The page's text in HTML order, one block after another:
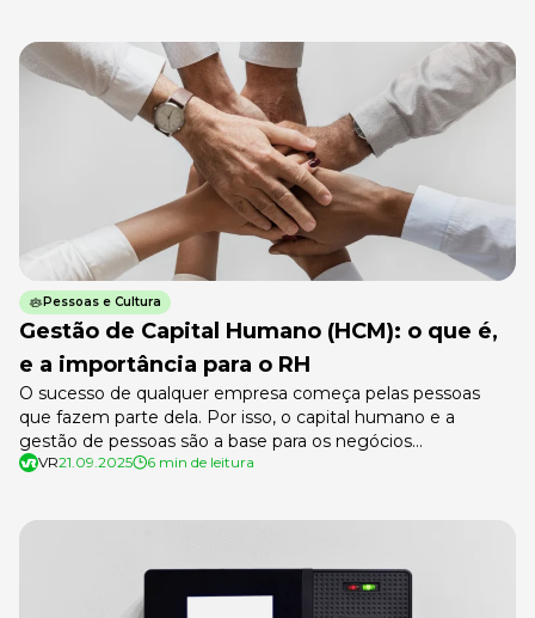
preço nacional do café de mais de 72%, considerando […]
Pessoas e Cultura
Gestão de Capital Humano (HCM): o que é,
e a importância para o RH
O sucesso de qualquer empresa começa pelas pessoas
que fazem parte dela. Por isso, o capital humano e a
gestão de pessoas são a base para os negócios
funcionarem no dia a dia e crescerem de forma
estudo […]
VR21.09.2025 6 min de leitura